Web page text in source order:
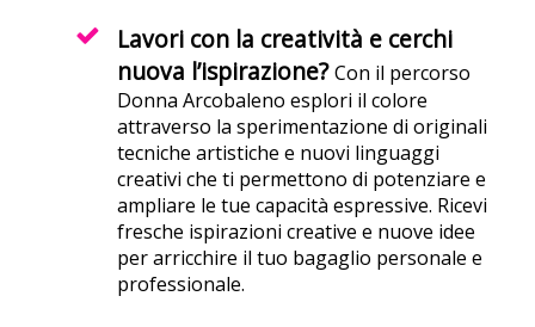
Lavori con la creatività e cerchi
nuova l’ispirazione?Con il percorso
Donna Arcobaleno esplori il colore
attraverso la sperimentazione di originali
tecniche artistiche e nuovi linguaggi
creativi che ti permettono di potenziare e
ampliare le tue capacità espressive. Ricevi
fresche ispirazioni creative e nuove idee
per arricchire il tuo bagaglio personale e
professionale.